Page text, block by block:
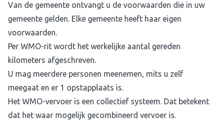
Van de gemeente ontvangt u de voorwaarden die in uw
gemeente gelden. Elke gemeente heeft haar eigen
voorwaarden.
Per WMO-rit wordt het werkelijke aantal gereden
kilometers afgeschreven.
U mag meerdere personen meenemen, mits u zelf
meegaat en er 1 opstapplaats is.
Het WMO-vervoer is een collectief systeem. Dat betekent
dat het waar mogelijk gecombineerd vervoer is.